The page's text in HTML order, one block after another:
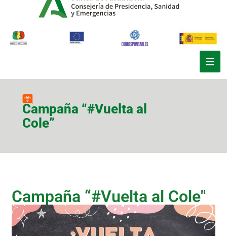
Campaña “#Vuelta al
Cole”
Campaña “#Vuelta al Cole"